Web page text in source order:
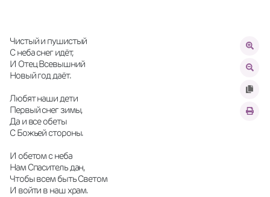
Чистый и пушистый
С неба снег идёт,
И Отец Всевышний
Новый год даёт.
Любят наши дети
Первый снег зимы,
Да и все обеты
С Божьей стороны.
И обетом с неба
Нам Спаситель дан,
Чтобы всем быть Светом
И войти в наш храм.